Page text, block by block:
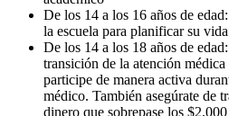
De los 14 a los 16 años de
la escuela para planificar su
De los 14 a los 18 años de
transición de la atención
participe de manera activa
médico. También asegúrate de
dinero que sobrepase los